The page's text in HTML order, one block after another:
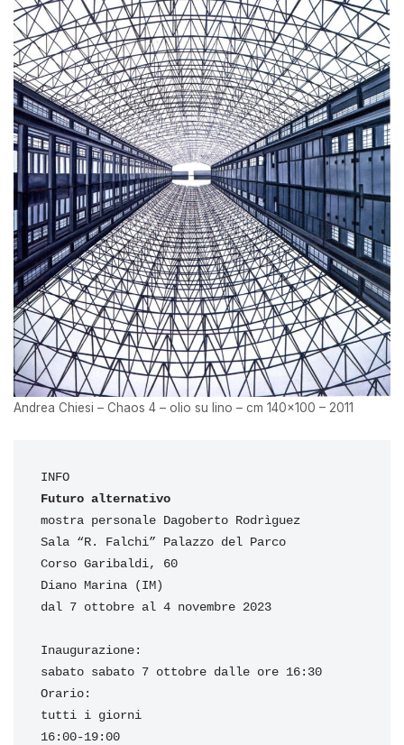
Andrea Chiesi – Chaos 4 – olio su lino – cm 140×100 – 2011
Futuro alternativo
mostra personale Dagoberto Rodrìguez
Sala “R. Falchi” Palazzo del Parco
Corso Garibaldi, 60
Diano Marina (IM)
dal 7 ottobre al 4 novembre 2023
Inaugurazione:
sabato sabato 7 ottobre dalle ore 16:30
Orario:
tutti i giorni
16:00-19:00